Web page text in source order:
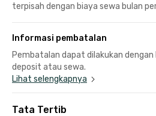
terpisah dengan biaya sewa bulan
Informasi pembatalan
Pembatalan dapat dilakukan dengan
deposit atau sewa.
Lihat selengkapnya
Tata Tertib